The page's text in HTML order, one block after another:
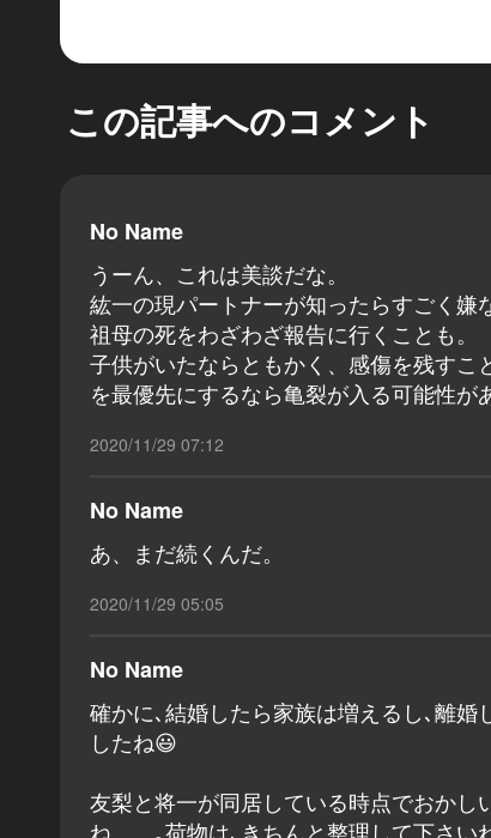
この記事へのコメント
No Name
うーん、これは美談だな。
紘一の現パートナーが知ったらすごく
祖母の死をわざわざ報告に行くことも。
子供がいたならともかく、感傷を残すこ
を最優先にするなら亀裂が入る可能性が
2020/11/29 07:12
No Name
あ、まだ続くんだ。
2020/11/29 05:05
No Name
確かに､結婚したら家族は増えるし､離
したね😃
友梨と将一が同居している時点でおか
ね……｡荷物は､きちんと整理して下さい